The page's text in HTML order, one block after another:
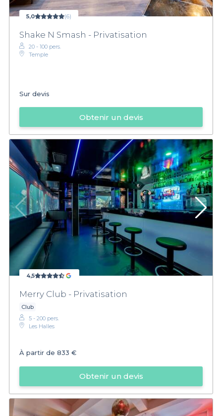
5,0 (6)
Shake N Smash - Privatisation
20 - 100 pers.
Temple
Sur devis
Obtenir un devis
4,5
Merry Club - Privatisation
Club
5 - 200 pers.
Les Halles
À partir de 833 €
Obtenir un devis